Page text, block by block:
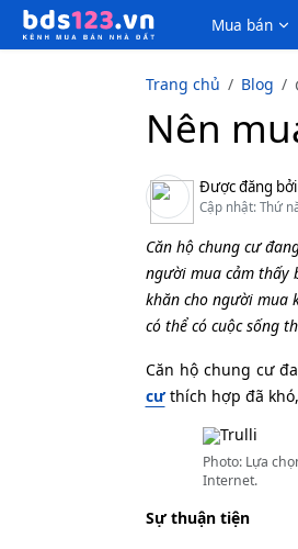
Mua bán
Trang chủ Blog
Nên
Được đăng
Cập nhật: Thứ
Căn hộ chung cư
người mua cảm thấy
khăn cho người mua
có thể có cuộc sống
Căn hộ chung cư
cưthích hợp đã
Photo: Lựa
Internet.
Sự thuận tiện